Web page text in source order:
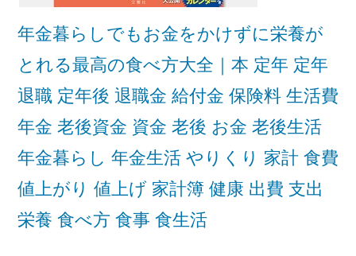
年金暮らしでもお金をかけずに栄養が
とれる最高の食べ方大全｜本 定年 定年
退職 定年後 退職金 給付金 保険料 生活費
年金 老後資金 資金 老後 お金 老後生活
年金暮らし 年金生活 やりくり 家計 食費
値上がり 値上げ 家計簿 健康 出費 支出
栄養 食べ方 食事 食生活